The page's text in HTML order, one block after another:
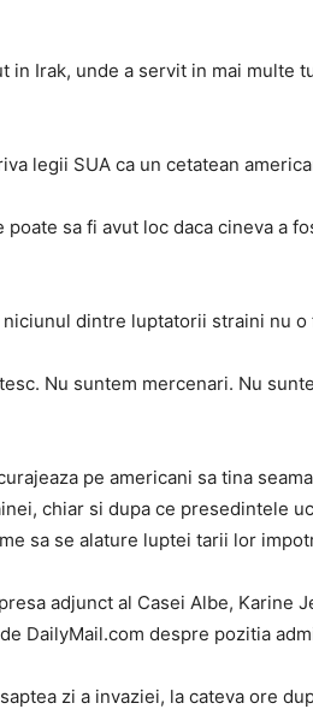
in Irak, unde a servit in mai multe
legii SUA ca un cetatean
poate sa fi avut loc daca cineva a
niciunul dintre luptatorii straini nu o
Nu suntem mercenari. Nu
pe americani sa tina
chiar si dupa ce presedintele
sa se alature luptei tarii lor
adjunct al Casei Albe, Karine
DailyMail.com despre pozitia
zi a invaziei, la cateva ore